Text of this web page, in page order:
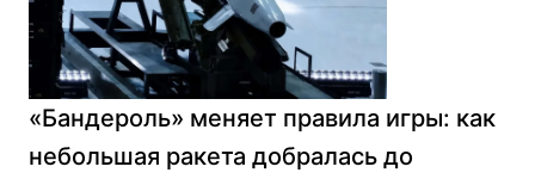
«Бандероль» меняет правила игры: как
небольшая ракета добралась до